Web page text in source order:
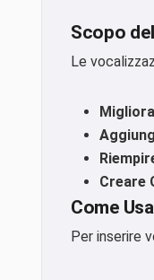
Scopo
Le
Creare
Come
Per inserire